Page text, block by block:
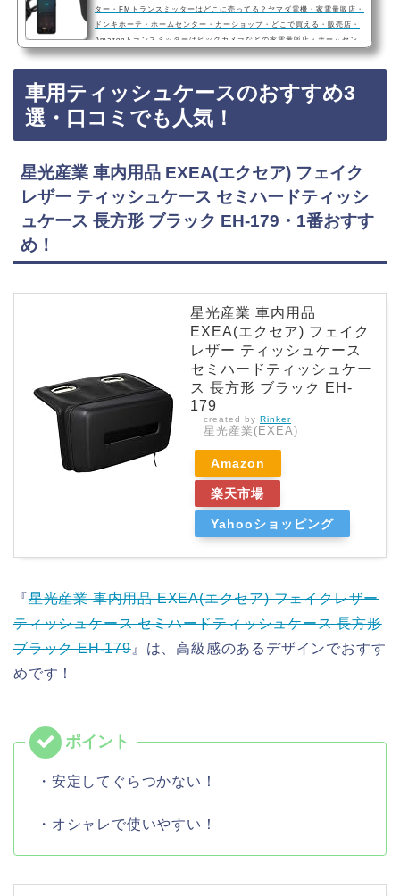
ター・FMトランスミッターはどこに売ってる？ヤマダ電機・家電量販店・
ドンキホーテ・ホームセンター・カーショップ・どこで買える・販売店・
Amazonトランスミッターはビックカメラなどの家電量販店・ホームセン
ター・ドンキホーテ・カーショップに売ってます！店舗によっては売って
ない店もあるので、Amazonなどのネットサイトでトランスミッターを買
うのも確実でおすすめです！トランスミッターおすすめ3選・Bluetooth・
FMゼンハイザー Bluetoothオーディオトラ…
車用ティッシュケースのおすすめ3
選・口コミでも人気！
星光産業 車内用品 EXEA(エクセア) フェイク
レザー ティッシュケース セミハードティッシ
ュケース 長方形 ブラック EH-179・1番おすす
め！
星光産業 車内用品
EXEA(エクセア) フェイク
レザー ティッシュケース
セミハードティッシュケー
ス 長方形 ブラック EH-
179
created by Rinker
星光産業(EXEA)
Amazon
楽天市場
Yahooショッピング
『星光産業 車内用品 EXEA(エクセア) フェイクレザー
ティッシュケース セミハードティッシュケース 長方形
ブラック EH-179』は、高級感のあるデザインでおすす
めです！
・安定してぐらつかない！
・オシャレで使いやすい！